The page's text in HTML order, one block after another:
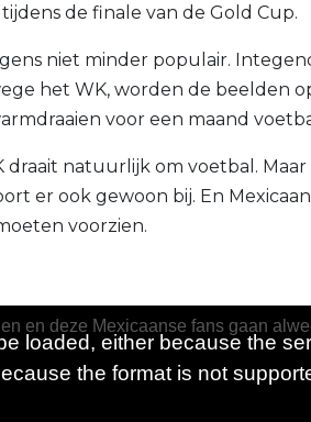
de finale van de Gold Cup.
niet minder populair.
het WK, worden de beelden
voor een maand
draait natuurlijk om voetbal.
er ook gewoon bij. En
voorzien.